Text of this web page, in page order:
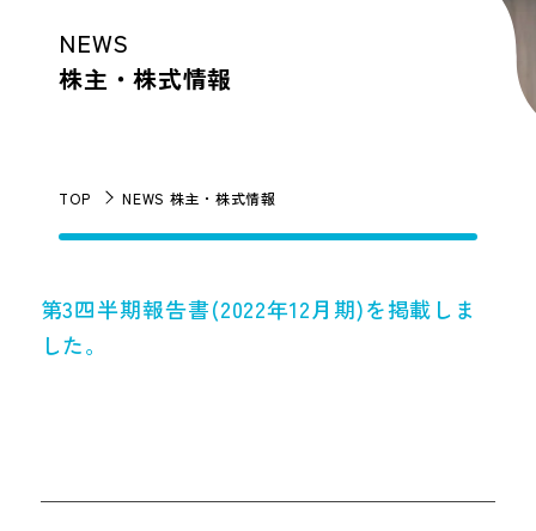
NEWS
株主・株式情報
TOP NEWS 株主・株式情報
第3四半期報告書(2022年12月期)を掲載しま
した。